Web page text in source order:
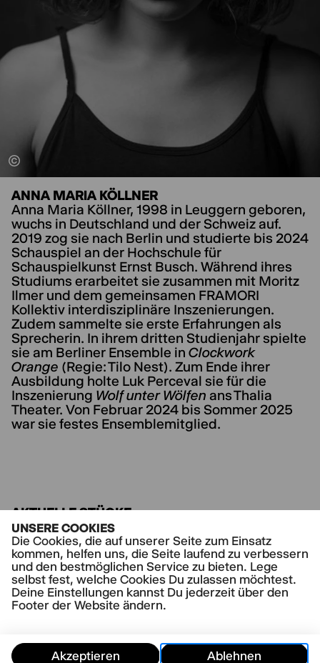
UNSERE COOKIES
Die Cookies, die auf unserer Seite zum Einsatz
kommen, helfen uns, die Seite laufend zu verbessern
und den bestmöglichen Service zu bieten. Lege
selbst fest, welche Cookies Du zulassen möchtest.
Deine Einstellungen kannst Du jederzeit über den
Footer der Website ändern.
Akzeptieren Ablehnen
ANNA MARIA KÖLLNER
Anna Maria Köllner, 1998 in Leuggern geboren,
wuchs in Deutschland und der Schweiz auf.
2019 zog sie nach Berlin und studierte bis 2024
Schauspiel an der Hochschule für
Schauspielkunst Ernst Busch. Während ihres
Studiums erarbeitet sie zusammen mit Moritz
Ilmer und dem gemeinsamen FRAMORI
Kollektiv interdisziplinäre Inszenierungen.
Zudem sammelte sie erste Erfahrungen als
Sprecherin. In ihrem dritten Studienjahr spielte
sie am Berliner Ensemble in Clockwork
Orange (Regie: Tilo Nest). Zum Ende ihrer
Ausbildung holte Luk Perceval sie für die
Inszenierung Wolf unter Wölfen ans Thalia
Theater. Von Februar 2024 bis Sommer 2025
war sie festes Ensemblemitglied.
AKTUELLE STÜCKE
Alles, was wir nicht erinnern
Frommer Tanz